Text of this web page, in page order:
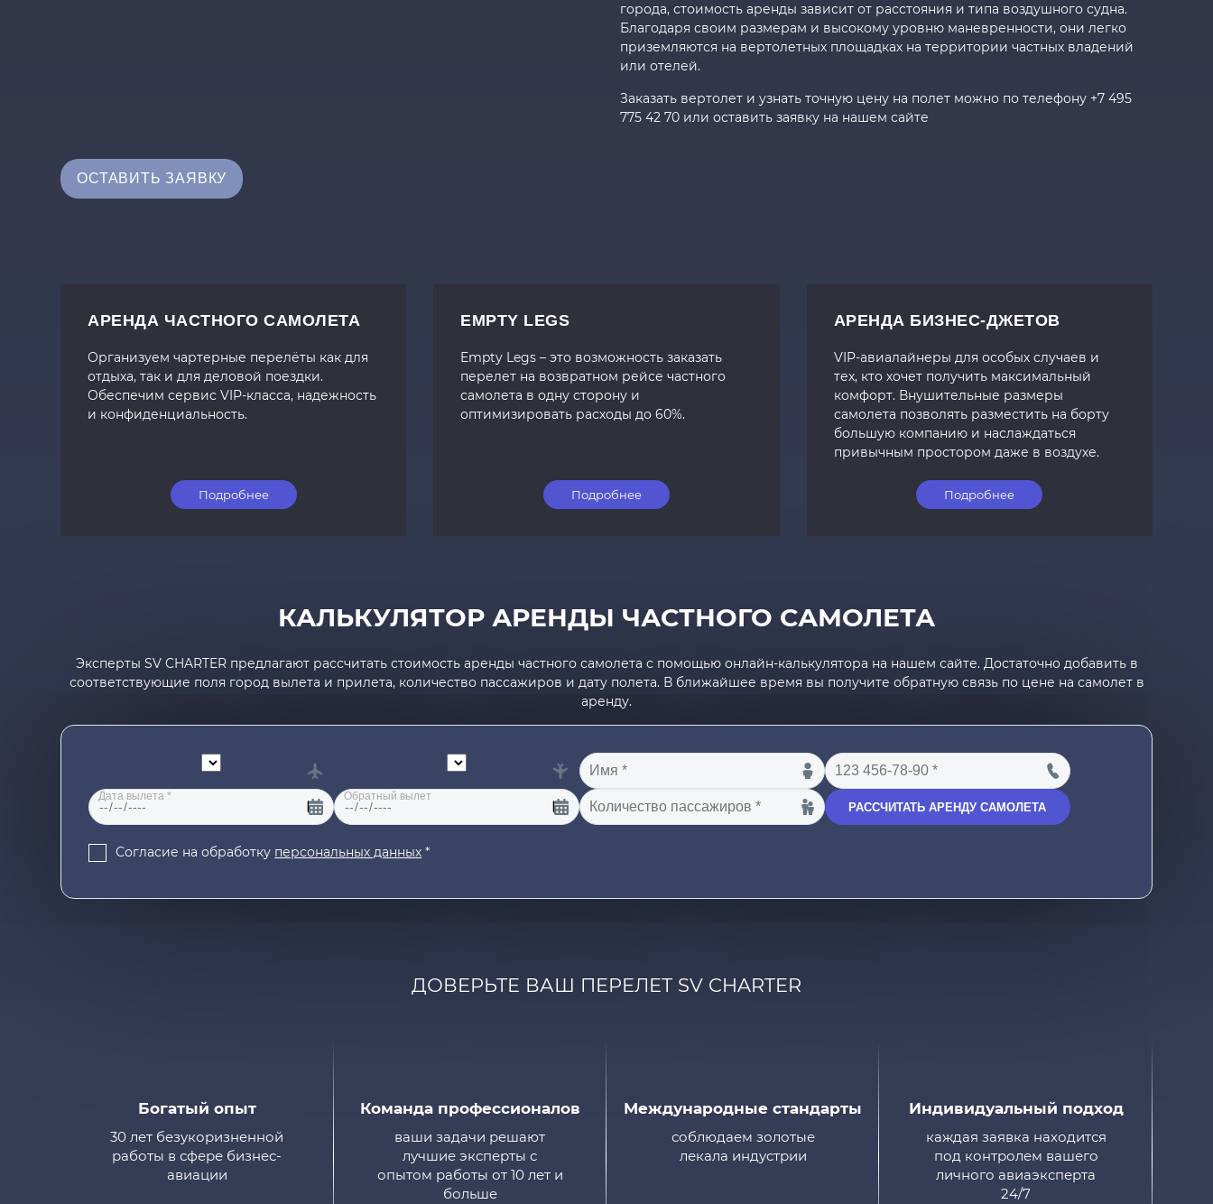
города, стоимость аренды зависит от расстояния и типа воздушного судна.
Благодаря своим размерам и высокому уровню маневренности, они легко
приземляются на вертолетных площадках на территории частных владений
или отелей.
Заказать вертолет и узнать точную цену на полет можно по телефону +7 495
775 42 70 или оставить заявку на нашем сайте
ОСТАВИТЬ ЗАЯВКУ
АРЕНДА ЧАСТНОГО САМОЛЕТА
Организуем чартерные перелёты как для
отдыха, так и для деловой поездки.
Обеспечим сервис VIP-класса, надежность
и конфиденциальность.
Подробнее
EMPTY LEGS
Empty Legs – это возможность заказать
перелет на возвратном рейсе частного
самолета в одну сторону и
оптимизировать расходы до 60%.
Подробнее
АРЕНДА БИЗНЕС-ДЖЕТОВ
VIP-авиалайнеры для особых случаев и
тех, кто хочет получить максимальный
комфорт. Внушительные размеры
самолета позволять разместить на борту
большую компанию и наслаждаться
привычным простором даже в воздухе.
Подробнее
КАЛЬКУЛЯТОР АРЕНДЫ ЧАСТНОГО САМОЛЕТА
Эксперты SV CHARTER предлагают рассчитать стоимость аренды частного самолета с помощью онлайн-калькулятора на нашем сайте. Достаточно добавить в
соответствующие поля город вылета и прилета, количество пассажиров и дату полета. В ближайшее время вы получите обратную связь по цене на самолет в
аренду.
Согласие на обработку персональных данных *
ДОВЕРЬТЕ ВАШ ПЕРЕЛЕТ SV CHARTER
Богатый опыт
30 лет безукоризненной
работы в сфере бизнес-
авиации
Команда профессионалов
ваши задачи решают
лучшие эксперты с
опытом работы от 10 лет и
больше
Международные стандарты
соблюдаем золотые
лекала индустрии
Индивидуальный подход
каждая заявка находится
под контролем вашего
личного авиаэксперта
24/7